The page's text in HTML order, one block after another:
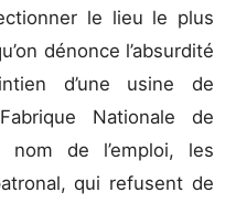
le lieu le plus
dénonce l’absurdité
d’une usine de
Nationale de
nom de l’emploi, les
qui refusent de